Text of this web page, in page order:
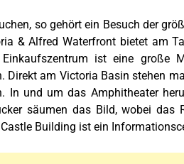
so gehört ein Besuch der
& Alfred Waterfront bietet am
ist eine große
Direkt am Victoria Basin stehen
In und um das Amphitheater
säumen das Bild, wobei das
Building ist ein